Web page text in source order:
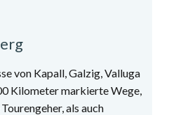
von Kapall, Galzig, Valluga
Kilometer markierte Wege,
als auch